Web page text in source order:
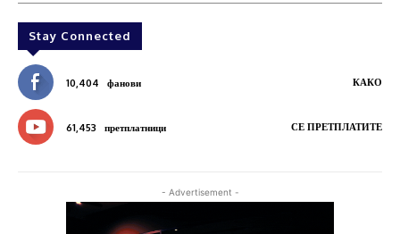
Stay Connected
10,404 фанови КАКО
61,453 претплатници СЕ ПРЕТПЛАТИТЕ
- Advertisement -